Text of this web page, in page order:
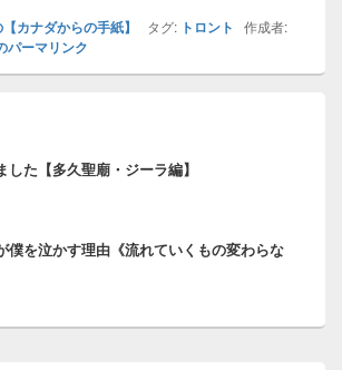
カナダからの手紙】 タグ: トロント 作成者:
パーマリンク
た【多久聖廟・ジーラ編】
僕を泣かす理由《流れていくもの変わらな